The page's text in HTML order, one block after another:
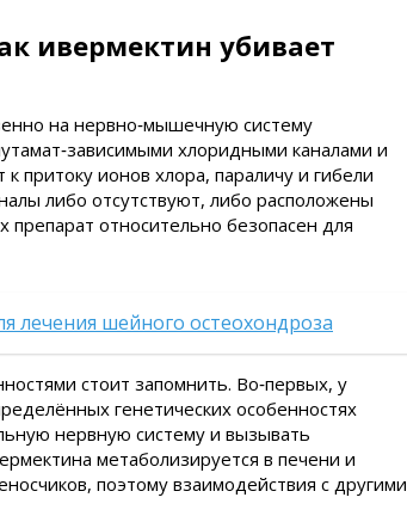
ивермектин убивает
на нервно‑мышечную систему
хлоридными каналами и
притоку ионов хлора, параличу и гибели
либо отсутствуют, либо расположены
относительно безопасен для
лечения шейного остеохондроза
стоит запомнить. Во‑первых, у
генетических особенностях
нервную систему и вызывать
метаболизируется в печени и
поэтому взаимодействия с другими